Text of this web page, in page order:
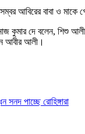
আবিরের বাবা ও মাকে
কুমার দে বলেন, শিশু
আবীর আলী।
সনদ পাচ্ছে রোহিঙ্গারা